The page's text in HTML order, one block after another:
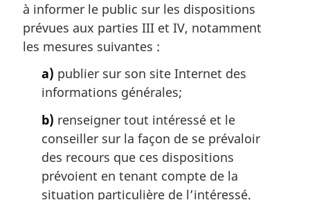
e
m
a
à informer le public sur les dispositions
prévues aux parties III et IV, notamment
les mesures suivantes :
a) publier sur son site Internet des
informations générales;
b) renseigner tout intéressé et le
conseiller sur la façon de se prévaloir
des recours que ces dispositions
prévoient en tenant compte de la
situation particulière de l’intéressé.